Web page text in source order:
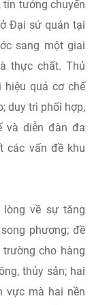
tin tưởng chuyến
Đại sứ quán tại
sang một giai
thực chất. Thủ
quả cơ chế
duy trì phối hợp,
và diễn đàn đa
các vấn đề khu
về sự tăng
phương; đề
cho hàng
thủy sản; hai
vực mà hai nền